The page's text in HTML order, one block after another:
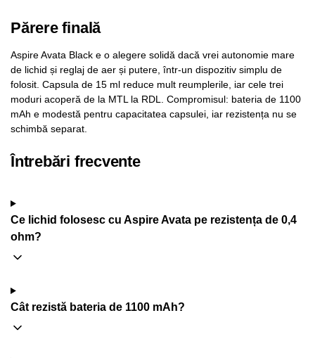
Părere finală
Aspire Avata Black e o alegere solidă dacă vrei autonomie mare
de lichid și reglaj de aer și putere, într-un dispozitiv simplu de
folosit. Capsula de 15 ml reduce mult reumplerile, iar cele trei
moduri acoperă de la MTL la RDL. Compromisul: bateria de 1100
mAh e modestă pentru capacitatea capsulei, iar rezistența nu se
schimbă separat.
Întrebări frecvente
Ce lichid folosesc cu Aspire Avata pe rezistența de 0,4
ohm?
Cât rezistă bateria de 1100 mAh?